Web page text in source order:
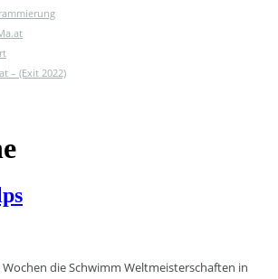
– (Exit 2022)
die Schwimm Weltmeisterschaften in